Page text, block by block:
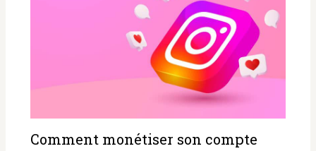
Comment monétiser son compte